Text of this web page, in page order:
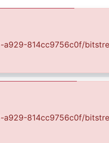
814cc9756c0f/
814cc9756c0f/